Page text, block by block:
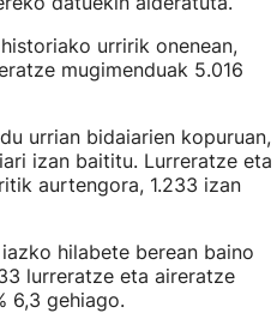
urririk onenean,
mugimenduak 5.016
urrian bidaiarien kopuruan,
izan baititu. Lurreratze eta
aurtengora, 1.233 izan
hilabete berean baino
lurreratze eta aireratze
6,3 gehiago.